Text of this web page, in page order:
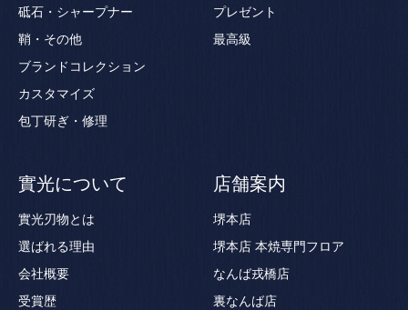
砥石・シャープナー
鞘・その他
ブランドコレクション
カスタマイズ
包丁研ぎ・修理
プレゼント
最高級
實光について
實光刃物とは
選ばれる理由
会社概要
受賞歴
店舗案内
堺本店
堺本店 本焼専門フロア
なんば戎橋店
裏なんば店